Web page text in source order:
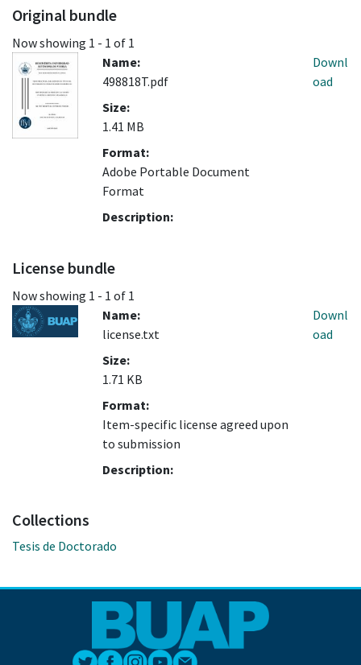
Original bundle
Now showing 1 - 1 of 1
Name:
498818T.pdf
Size:
1.41 MB
Format:
Adobe Portable Document
Format
Description:
Downl
oad
License bundle
Now showing 1 - 1 of 1
Name:
license.txt
Size:
1.71 KB
Format:
Item-specific license agreed upon
to submission
Description:
Downl
oad
Collections
Tesis de Doctorado